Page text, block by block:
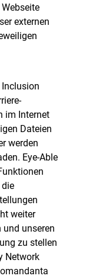
externen
im Internet
Dateien
werden
Eye-Able
weiter
und unseren
zu stellen
Network